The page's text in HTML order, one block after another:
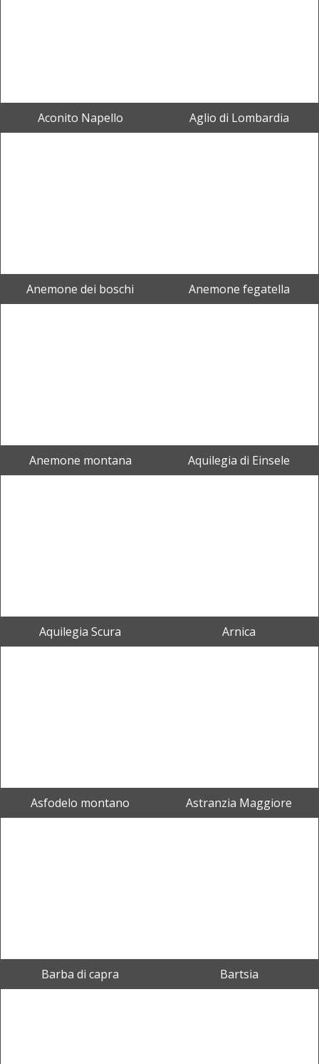
Aconito Napello Aglio di Lombardia
Anemone dei boschi Anemone fegatella
Anemone montana Aquilegia di Einsele
Aquilegia Scura Arnica
Asfodelo montano Astranzia Maggiore
Barba di capra Bartsia